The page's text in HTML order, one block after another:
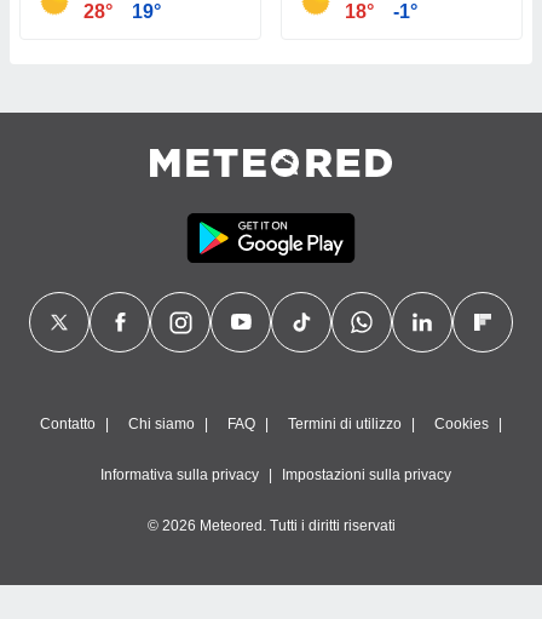
28° 19° 18° -1°
Contatto Chi siamo FAQ Termini di utilizzo Cookies
Informativa sulla privacy Impostazioni sulla privacy
© 2026 Meteored. Tutti i diritti riservati